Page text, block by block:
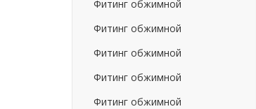
Фитинг обжимной
Фитинг обжимной
Фитинг обжимной
Фитинг обжимной
Фитинг обжимной